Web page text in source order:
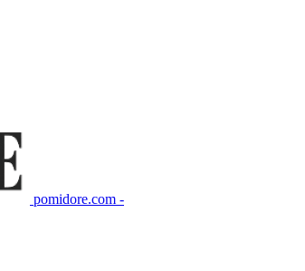
pomidore.com -